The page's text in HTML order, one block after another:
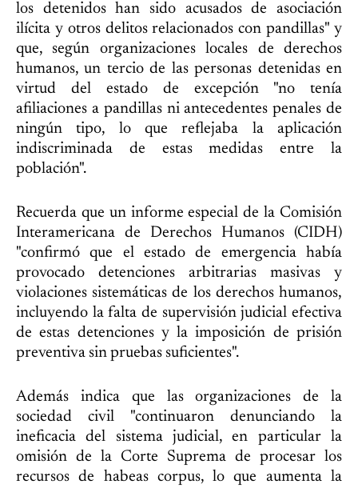
los detenidos han sido acusados de asociación
ilícita y otros delitos relacionados con pandillas" y
que, según organizaciones locales de derechos
humanos, un tercio de las personas detenidas en
virtud del estado de excepción "no tenía
afiliaciones a pandillas ni antecedentes penales de
ningún tipo, lo que reflejaba la aplicación
indiscriminada de estas medidas entre la
población".
Recuerda que un informe especial de la Comisión
Interamericana de Derechos Humanos (CIDH)
"confirmó que el estado de emergencia había
provocado detenciones arbitrarias masivas y
violaciones sistemáticas de los derechos humanos,
incluyendo la falta de supervisión judicial efectiva
de estas detenciones y la imposición de prisión
preventiva sin pruebas suficientes".
Además indica que las organizaciones de la
sociedad civil "continuaron denunciando la
ineficacia del sistema judicial, en particular la
omisión de la Corte Suprema de procesar los
recursos de habeas corpus, lo que aumenta la